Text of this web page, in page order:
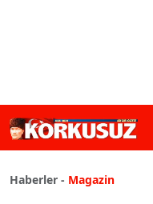
Haberler - Magazin